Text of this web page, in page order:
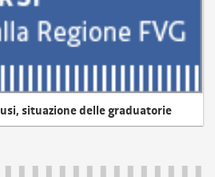
situazione delle graduatorie